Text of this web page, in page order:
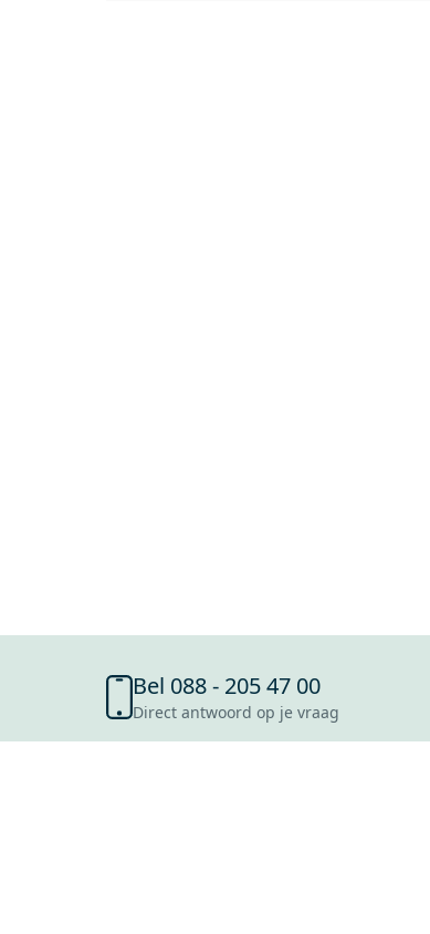
Bel 088 - 205 47 00
Direct antwoord op je vraag